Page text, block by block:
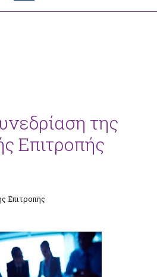
της
Επιτροπής
Επιτροπής